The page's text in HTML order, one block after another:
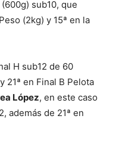
(600g) sub10, que
(2kg) y 15ª en la
H sub12 de 60
21ª en Final B Pelota
López, en este caso
además de 21ª en